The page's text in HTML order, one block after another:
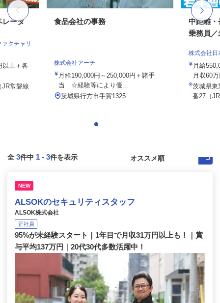
レータ
クチャリ
以上＋各
JR常磐線
食品会社の事務
株式会社アーチ
月給190,000円～250,000円＋諸手
当 ☆経験等により優...
茨城県行方市手賀1325
中距離・
乗務員／
株式会社日
月給
月収60
茨城県東
番27（
全 3件中 1 - 3件を表示
NEW
ALSOKのセキュリティスタッフ
ALSOK株式会社
正社員
95%が未経験スタート｜1年目で月収31万円以上も！｜賞
与平均137万円｜20代30代多数活躍中！